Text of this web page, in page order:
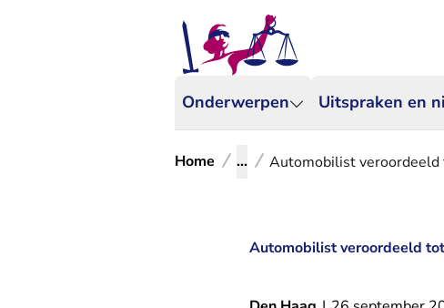
Onderwerpen Uitspraken en
Home ... Automobilist veroordeeld
Automobilist veroordeeld